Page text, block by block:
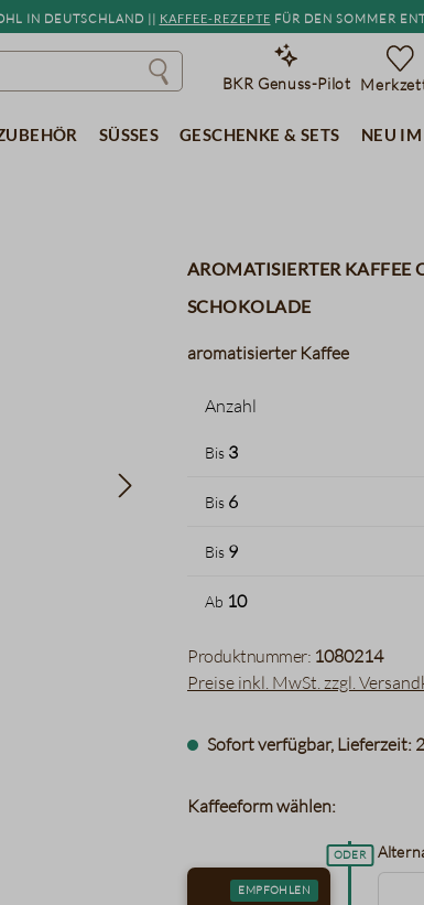
in Deutschland || Kaffee-Rezepte für den Sommer
BKR Genuss-Pilot
Süßes Geschenke & Sets Neu
aromatisierter Kaffee
Schokolade
aromatisierter Kaffee
Anzahl
Bis 3
Bis 6
Bis 9
Ab 10
Produktnummer: 1080214
Preise inkl. MwSt. zzgl.
Sofort verfügbar, Lieferzeit:
Kaffeeform wählen:
EMPFOHLEN